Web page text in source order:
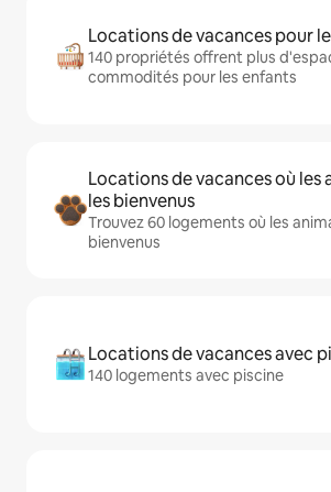
Locations de vacances pour
140 propriétés offrent plus
commodités pour les enfants
Locations de vacances où les
les bienvenus
Trouvez 60 logements où les
bienvenus
Locations de vacances avec
140 logements avec piscine